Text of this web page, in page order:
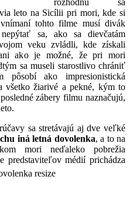
leto na Sicílii pri mori, kde si
tohto filme musí divák
sa, ako sa dievčatám
veku zvládli, kde získali
ako je možné, že pri mori
sa museli starostlivo chrániť
pôsobí ako impresionistická
všetko žiarivé a pekné, kým to
zábery filmu naznačujú,
sa stretávajú aj dve veľké
iná letná dovolenka, a to na
mori neďaleko pobrežia
predstaviteľov médií prichádza